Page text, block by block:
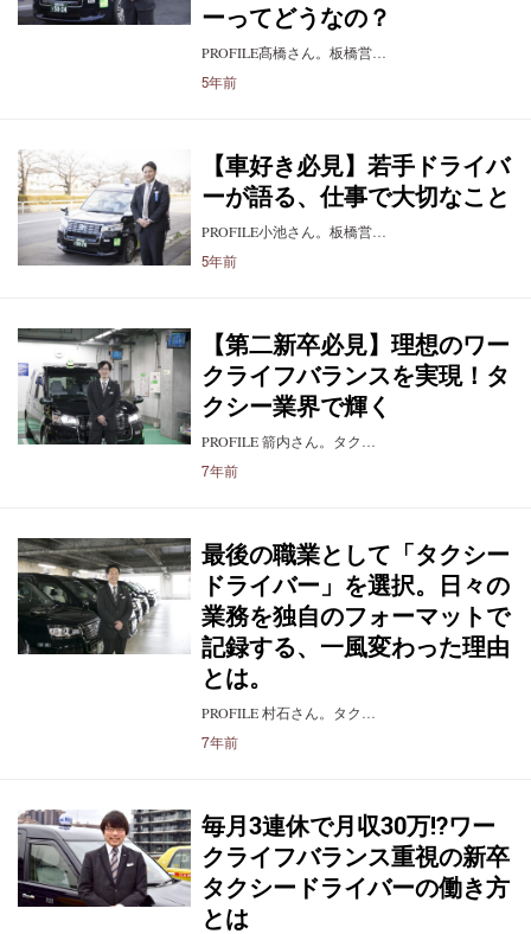
ーってどうなの？
PROFILE髙橋さん。板橋営…
5年前
【車好き必見】若手ドライバ
ーが語る、仕事で大切なこと
PROFILE小池さん。板橋営…
5年前
【第二新卒必見】理想のワー
クライフバランスを実現！タ
クシー業界で輝く
PROFILE 箭内さん。タク…
7年前
最後の職業として「タクシー
ドライバー」を選択。日々の
業務を独自のフォーマットで
記録する、一風変わった理由
とは。
PROFILE 村石さん。タク…
7年前
毎月3連休で月収30万!?ワー
クライフバランス重視の新卒
タクシードライバーの働き方
とは